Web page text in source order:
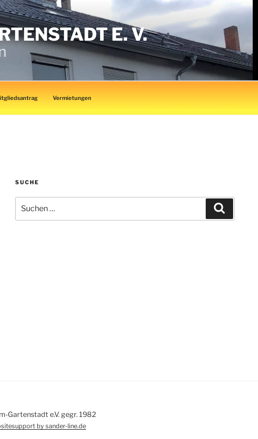
E. V.
Vermietungen
SUCHE
nach:
Gartenstadt e.V. gegr. 1982
by sander-line.de